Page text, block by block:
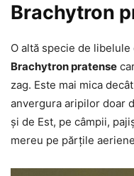
Brachytron
O altă specie de
Brachytron pratense
zag. Este mai mica
anvergura aripilor doar
și de Est, pe câmpii,
mereu pe părțile